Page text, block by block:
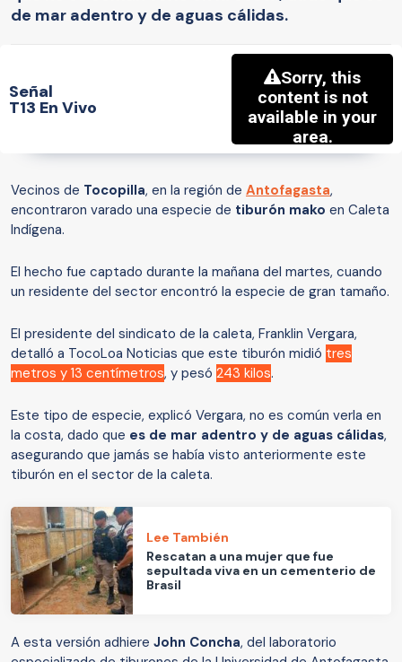
de mar adentro y de aguas cálidas.
Señal
T13 En Vivo
Vecinos de Tocopilla, en la región de Antofagasta,
encontraron varado una especie de tiburón mako en Caleta
Indígena.
El hecho fue captado durante la mañana del martes, cuando
un residente del sector encontró la especie de gran tamaño.
El presidente del sindicato de la caleta, Franklin Vergara,
detalló a TocoLoa Noticias que este tiburón midió tres
metros y 13 centímetros, y pesó 243 kilos.
Este tipo de especie, explicó Vergara, no es común verla en
la costa, dado que es de mar adentro y de aguas cálidas,
asegurando que jamás se había visto anteriormente este
tiburón en el sector de la caleta.
Lee También
Rescatan a una mujer que fue
sepultada viva en un cementerio de
Brasil
A esta versión adhiere John Concha, del laboratorio